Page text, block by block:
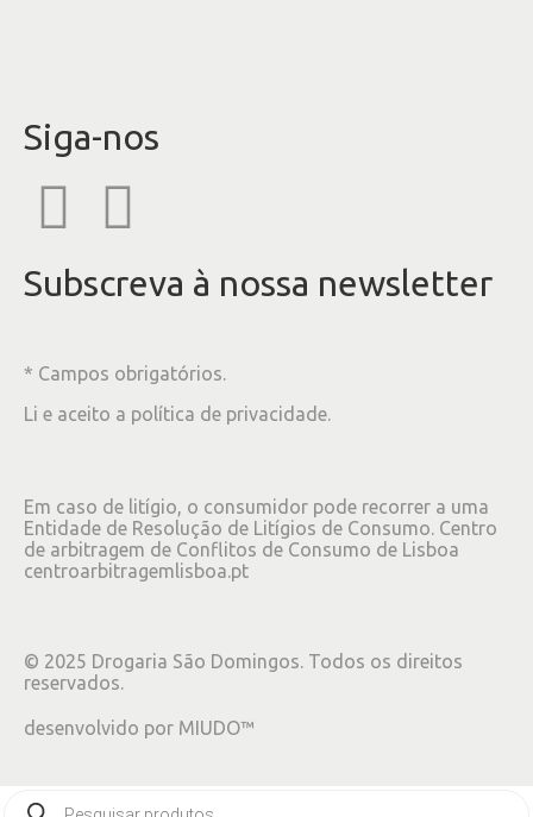
Siga-nos
Subscreva à nossa newsletter
* Campos obrigatórios.
Li e aceito a política de privacidade.
Em caso de litígio, o consumidor pode recorrer a uma
Entidade de Resolução de Litígios de Consumo. Centro
de arbitragem de Conflitos de Consumo de Lisboa
centroarbitragemlisboa.pt
© 2025 Drogaria São Domingos. Todos os direitos
reservados.
desenvolvido por MIUDO™